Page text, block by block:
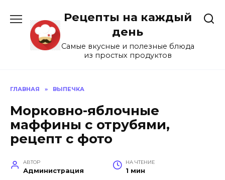
содержанию
Рецепты на каждый
день
Самые вкусные и полезные блюда
из простых продуктов
ГЛАВНАЯ » ВЫПЕЧКА
Морковно-яблочные
маффины с отрубями,
рецепт с фото
АВТОР
Администрация
НА ЧТЕНИЕ
1 мин